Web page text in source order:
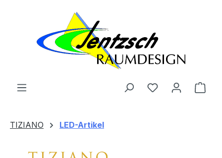
Zum Hauptinhalt springen
TIZIANO LED-Artikel